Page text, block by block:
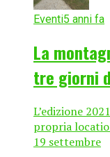
Eventi5 anni fa
La
tre giorni
L’edizione
propria
19 settembre